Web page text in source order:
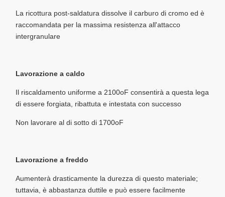
La ricottura post-saldatura dissolve il carburo di cromo ed è
raccomandata per la massima resistenza all'attacco
intergranulare
Lavorazione a caldo
Il riscaldamento uniforme a 2100oF consentirà a questa lega
di essere forgiata, ribattuta e intestata con successo
Non lavorare al di sotto di 1700oF
Lavorazione a freddo
Aumenterà drasticamente la durezza di questo materiale;
tuttavia, è abbastanza duttile e può essere facilmente